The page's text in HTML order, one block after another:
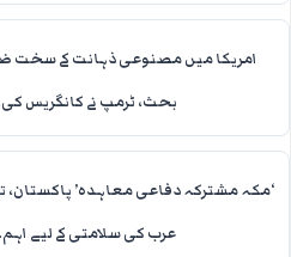
امریکا میں مصنوعی ذہانت کے سخت
بحث، ٹرمپ نے کانگریس
‘مکہ مشترکہ دفاعی معاہدہ’ پاکستان،
عرب کی سلامتی کے لیے